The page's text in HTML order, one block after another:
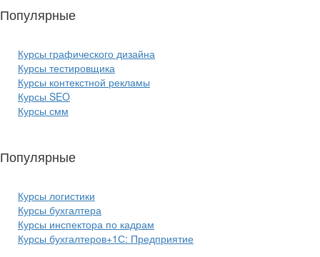
Популярные
Курсы графического дизайна
Курсы тестировщика
Курсы контекстной рекламы
Курсы SEO
Курсы смм
Популярные
Курсы логистики
Курсы бухгалтера
Курсы инспектора по кадрам
Курсы бухгалтеров+1С: Предприятие